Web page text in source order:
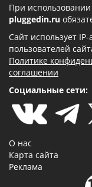
При
pluggedin.ru
Сайт использует
пользователей
Политике
соглашении
Социальные сети:
О нас
Карта сайта
Реклама